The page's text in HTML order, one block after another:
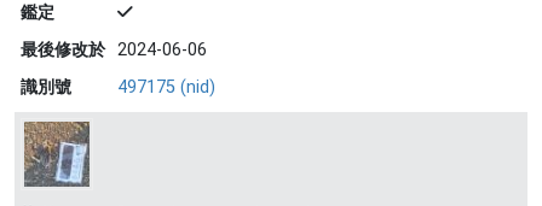
鑑定
最後修改於 2024-06-06
識別號
497175 (nid)